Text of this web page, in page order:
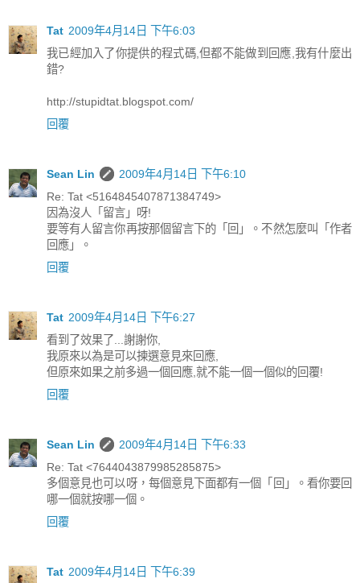
Tat 2009年4月14日 下午6:03
我已經加入了你提供的程式碼,但都不能做到回應,我有什麼出
錯?
http://stupidtat.blogspot.com/
回覆
Sean Lin
2009年4月14日 下午6:10
Re: Tat <5164845407871384749>
因為沒人「留言」呀!
要等有人留言你再按那個留言下的「回」。不然怎麼叫「作者
回應」。
回覆
Tat 2009年4月14日 下午6:27
看到了效果了...謝謝你,
我原來以為是可以揀選意見來回應,
但原來如果之前多過一個回應,就不能一個一個似的回覆!
回覆
Sean Lin
2009年4月14日 下午6:33
Re: Tat <7644043879985285875>
多個意見也可以呀，每個意見下面都有一個「回」。看你要回
哪一個就按哪一個。
回覆
Tat 2009年4月14日 下午6:39